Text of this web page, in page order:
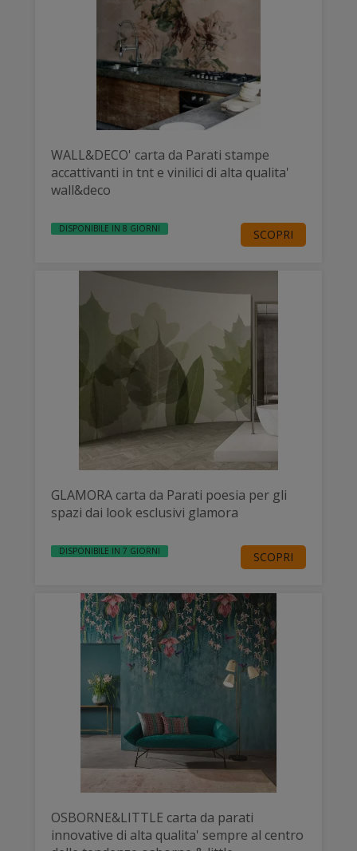
WALL&DECO' carta da Parati stampe
accattivanti in tnt e vinilici di alta qualita'
wall&deco
DISPONIBILE IN 8 GIORNI SCOPRI
GLAMORA carta da Parati poesia per gli
spazi dai look esclusivi glamora
DISPONIBILE IN 7 GIORNI SCOPRI
OSBORNE&LITTLE carta da parati
innovative di alta qualita' sempre al centro